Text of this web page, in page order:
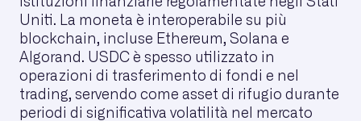
Uniti. La moneta è interoperabile su più
blockchain, incluse Ethereum, Solana e
Algorand. USDC è spesso utilizzato in
operazioni di trasferimento di fondi e nel
trading, servendo come asset di rifugio durante
periodi di significativa volatilità nel mercato